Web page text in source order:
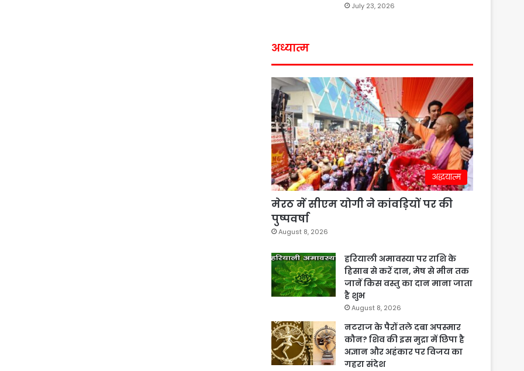
July 23, 2026
अध्यात्म
अद्धयात्म
मेरठ में सीएम योगी ने कांवड़ियों पर की
पुष्पवर्षा
August 8, 2026
हरियाली अमावस्या पर राशि के
हिसाब से करें दान, मेष से मीन तक
जानें किस वस्तु का दान माना जाता
है शुभ
August 8, 2026
नटराज के पैरों तले दबा अपस्मार
कौन? शिव की इस मुद्रा में छिपा है
अज्ञान और अहंकार पर विजय का
गहरा संदेश